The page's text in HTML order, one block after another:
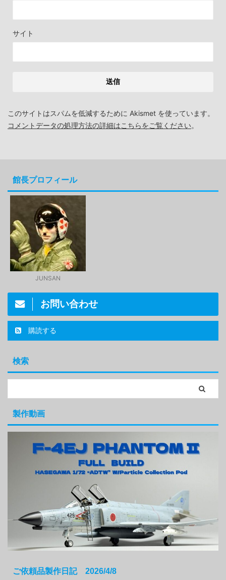
サイト
このサイトはスパムを低減するために Akismet を使っています。
コメントデータの処理方法の詳細はこちらをご覧ください。
館長プロフィール
JUNSAN
お問い合わせ
購読する
検索
製作動画
ご依頼品製作日記 2026/4/8